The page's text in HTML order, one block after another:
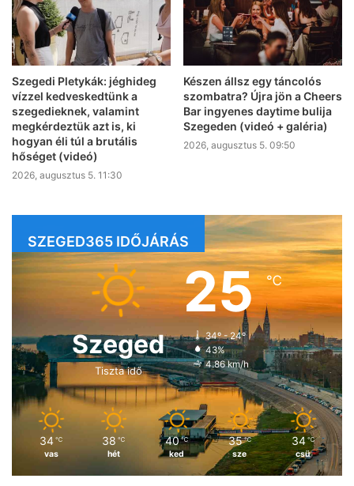
Szegedi Pletykák: jéghideg
vízzel kedveskedtünk a
szegedieknek, valamint
megkérdeztük azt is, ki
hogyan éli túl a brutális
hőséget (videó)
2026, augusztus 5. 11:30
Készen állsz egy táncolós
szombatra? Újra jön a Cheers
Bar ingyenes daytime bulija
Szegeden (videó + galéria)
2026, augusztus 5. 09:50
SZEGED365 IDŐJÁRÁS
Szeged
Tiszta idő
25℃
34º - 24º
43%
4.86 km/h
34 ℃
vas
38 ℃
hét
40 ℃
ked
35 ℃
sze
34 ℃
csü